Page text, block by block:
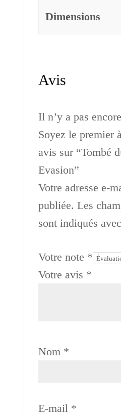
Dimensions
Avis
Il n’y a pas
Soyez le premier
avis sur “Tombé
Evasion”
Votre adresse e-
publiée. Les
sont indiqués avec
Votre note *
Votre avis *
Nom *
E-mail *